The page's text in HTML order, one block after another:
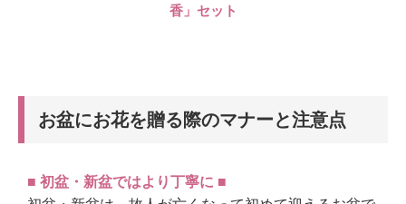
香」セット
お盆にお花を贈る際のマナーと注意点
■ 初盆・新盆ではより丁寧に ■